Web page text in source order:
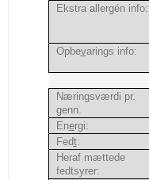
Ekstra allergén info:
Opbevarings info:
Næringsværdi pr.
genn.
Energi:
Fedt:
Heraf mættede
fedtsyrer: